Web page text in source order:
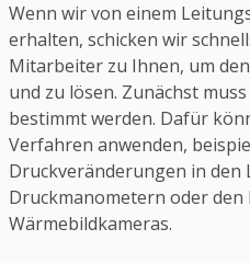
Wenn wir von einem
erhalten, schicken wir
Mitarbeiter zu Ihnen, um
und zu lösen. Zunächst
bestimmt werden. Dafür
Verfahren anwenden,
Druckveränderungen in
Druckmanometern oder den
Wärmebildkameras.